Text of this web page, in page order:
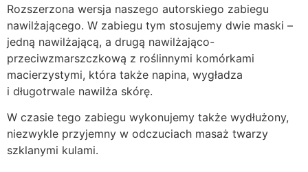
Rozszerzona wersja naszego autorskiego zabiegu
nawilżającego. W zabiegu tym stosujemy dwie maski –
jedną nawilżającą, a drugą nawilżająco-
przeciwzmarszczkową z roślinnymi komórkami
macierzystymi, która także napina, wygładza
i długotrwale nawilża skórę.
W czasie tego zabiegu wykonujemy także wydłużony,
niezwykle przyjemny w odczuciach masaż twarzy
szklanymi kulami.